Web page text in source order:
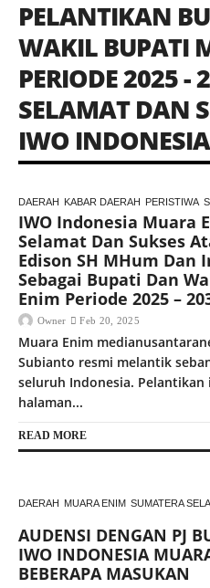
PELANTIKAN
WAKIL BUPATI
PERIODE 2025 -
SELAMAT DAN
IWO
DAERAH KABAR DAERAH PERISTIWA
IWO Indonesia Muara
Selamat Dan Sukses
Edison SH MHum Dan
Sebagai Bupati Dan
Enim Periode 2025 –
Owner Feb 20, 2025
Muara Enim
Subianto resmi melantik
seluruh Indonesia.
halaman...
READ MORE
DAERAH MUARA ENIM SUMATERA
AUDENSI DENGAN PJ
IWO INDONESIA
BEBERAPA MASUKAN